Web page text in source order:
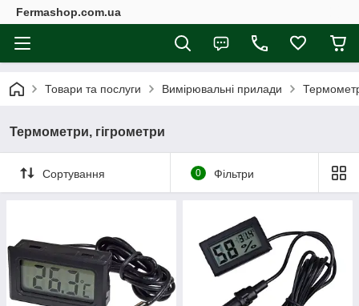
Fermashop.com.ua
Товари та послуги Вимірювальні прилади
Термометри, гігрометри
Сортування 0 Фільтри